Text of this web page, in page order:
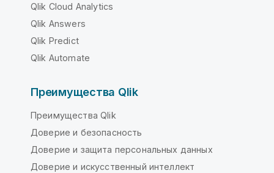
Qlik Cloud Analytics
Qlik Answers
Qlik Predict
Qlik Automate
Преимущества Qlik
Преимущества Qlik
Доверие и безопасность
Доверие и защита персональных данных
Доверие и искусственный интеллект